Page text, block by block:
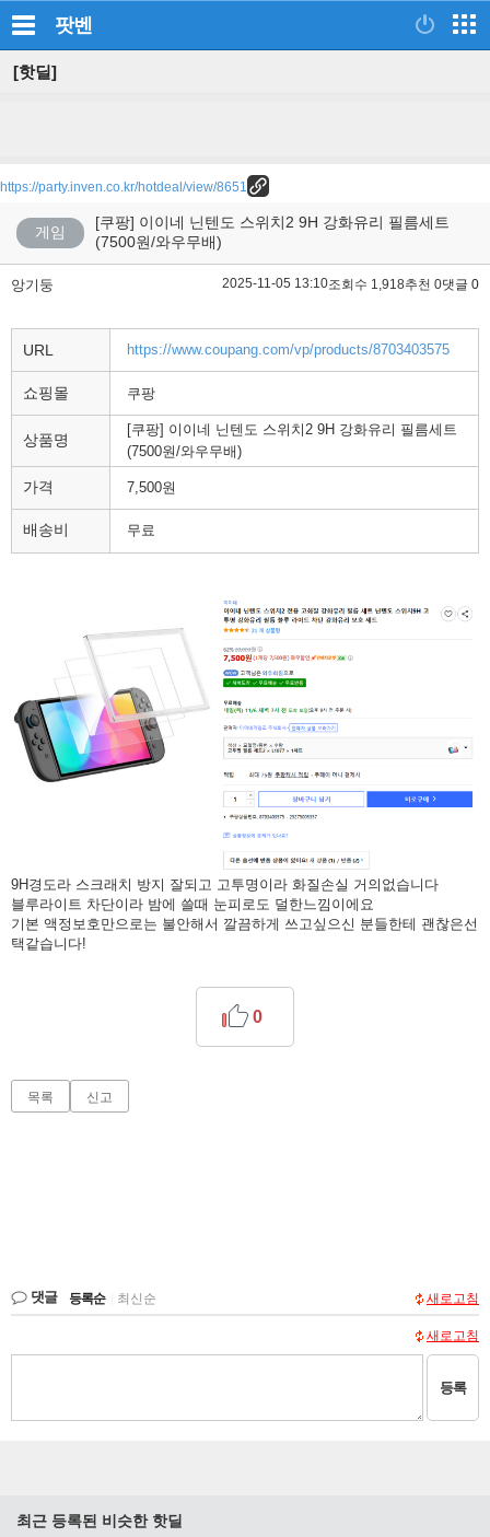
팟벤
[핫딜]
https://party.inven.co.kr/hotdeal/view/8651
게임
[쿠팡] 이이네 닌텐도 스위치2 9H 강화유리 필름세트
(7500원/와우무배)
앙기둥 2025-11-05 13:10조회수 1,918추천 0댓글 0
URL https://www.coupang.com/vp/products/8703403575
쇼핑몰 쿠팡
상품명
[쿠팡] 이이네 닌텐도 스위치2 9H 강화유리 필름세트
(7500원/와우무배)
가격 7,500원
배송비 무료
9H경도라 스크래치 방지 잘되고 고투명이라 화질손실 거의없습니다
블루라이트 차단이라 밤에 쓸때 눈피로도 덜한느낌이에요
기본 액정보호만으로는 불안해서 깔끔하게 쓰고싶으신 분들한테 괜찮은선
택같습니다!
0
목록 신고
댓글 등록순 최신순 새로고침
새로고침
등록
최근 등록된 비슷한 핫딜